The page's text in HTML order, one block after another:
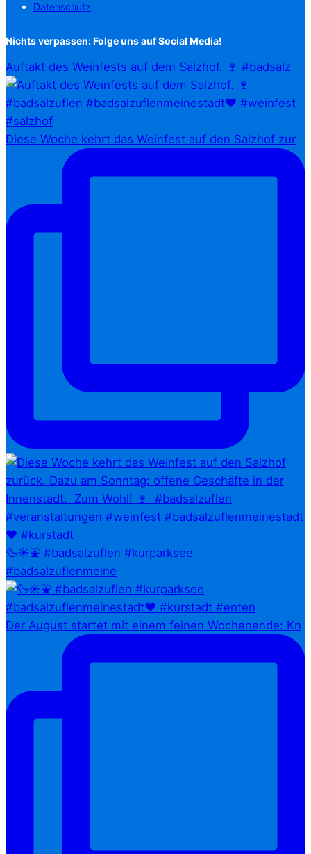
Datenschutz
Nichts verpassen: Folge uns auf Social Media!
Auftakt des Weinfests auf dem Salzhof. 🍷 #badsalz
Diese Woche kehrt das Weinfest auf den Salzhof zur
🦆☀️⛲ #badsalzuflen #kurparksee
#badsalzuflenmeine
Der August startet mit einem feinen Wochenende: Kn